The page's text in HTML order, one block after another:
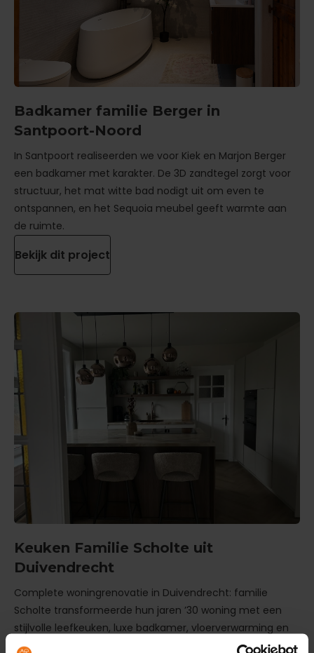
Badkamer familie Berger in
Santpoort-Noord
In Santpoort realiseerden we voor Kiek en Marjon Berger
een badkamer met karakter. De 3D zandtegel zorgt voor
structuur, het mat witte bad nodigt uit om even te
ontspannen, en het Sequoia meubel geeft warmte aan
de ruimte.
Bekijk dit project
Keuken Familie Scholte uit
Duivendrecht
Complete woningrenovatie in Duivendrecht: familie
Scholte transformeerde hun jaren ’30 woning met een
stijlvolle leefkeuken, luxe badkamer, vloerverwarming en
visgraat PVC. Een perfecte mix van karakter en modern